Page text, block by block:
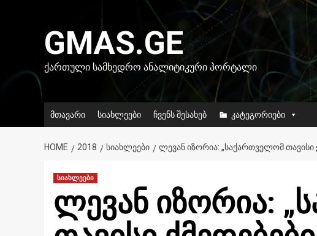
GMAS.GE
ᲥᲐᲠᲗᲣᲚᲘ ᲡᲐᲛᲮᲔᲓᲠᲝ ᲐᲜᲐᲚᲘᲢᲘᲙᲣᲠᲘ ᲞᲝᲠᲢᲐᲚᲘ
მთავარი სიახლეები ჩვენს შესახებ კატეგორიები
HOME 2018 ᲡᲘᲐᲮᲚᲔᲔᲑᲘ ᲚᲔᲕᲐᲜ ᲘᲖᲝᲠᲘᲐ: „ᲡᲐᲥᲐᲠᲗᲕᲔᲚᲝᲛ
სიახლეები
ლევან იზორია: